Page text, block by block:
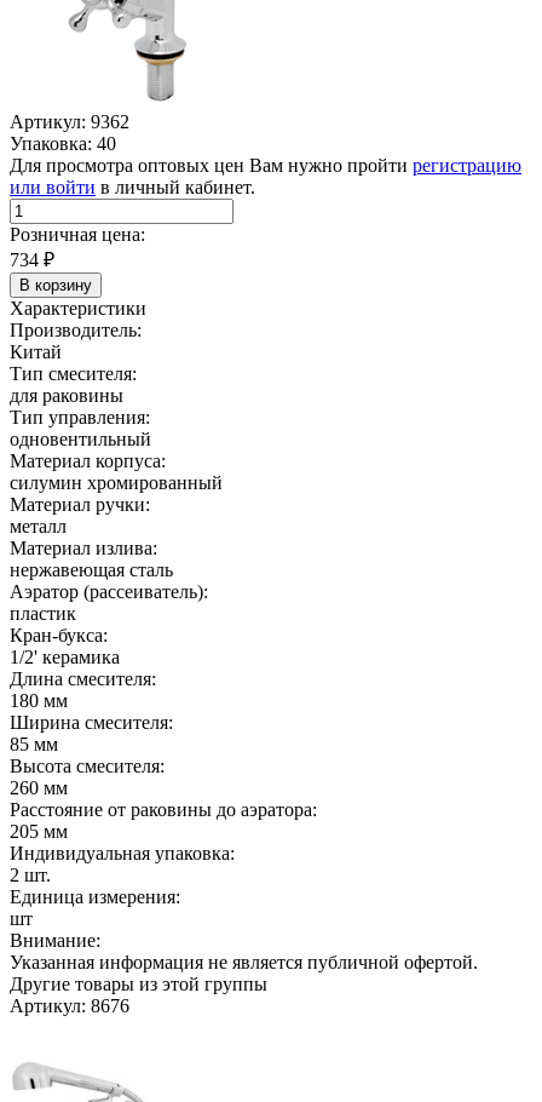
Артикул: 9362
Упаковка: 40
Для просмотра оптовых цен Вам нужно пройти регистрацию
или войти в личный кабинет.
Розничная цена:
734 ₽
В корзину
Характеристики
Производитель:
Китай
Тип смесителя:
для раковины
Тип управления:
одновентильный
Материал корпуса:
силумин хромированный
Материал ручки:
металл
Материал излива:
нержавеющая сталь
Аэратор (рассеиватель):
пластик
Кран-букса:
1/2' керамика
Длина смесителя:
180 мм
Ширина смесителя:
85 мм
Высота смесителя:
260 мм
Расстояние от раковины до аэратора:
205 мм
Индивидуальная упаковка:
2 шт.
Единица измерения:
шт
Внимание:
Указанная информация не является публичной офертой.
Другие товары из этой группы
Артикул: 8676